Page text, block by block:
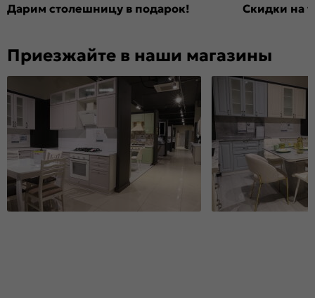
Дарим столешницу в подарок! Скидки на
Приезжайте в наши магазины